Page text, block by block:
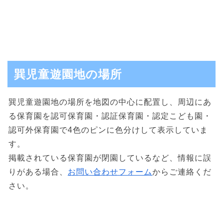
巽児童遊園地の場所
巽児童遊園地の場所を地図の中心に配置し、周辺にあ
る保育園を認可保育園・認証保育園・認定こども園・
認可外保育園で4色のピンに色分けして表示していま
す。
掲載されている保育園が閉園しているなど、情報に誤
りがある場合、 お問い合わせフォームからご連絡くだ
さい。